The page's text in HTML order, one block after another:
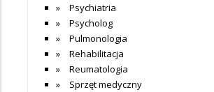
Psychiatria
Psycholog
Pulmonologia
Rehabilitacja
Reumatologia
Sprzęt medyczny